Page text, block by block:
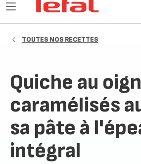
Ouvrir
TOUTES NOS RECETTES
Quiche au
caramélisés
sa pâte à
intégral